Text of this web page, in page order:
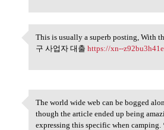
This is usually a superb
This is usually a superb posting, With
구 사업자 대출https://xn--
The world wide web can be
The world wide web can be bogged
though the article ended up being
expressing this specific when